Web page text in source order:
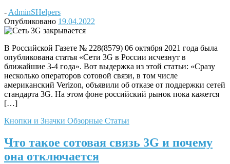
- AdminSHelpers
Опубликовано 19.04.2022
В Российской Газете № 228(8579) 06 октября 2021 года была
опубликована статья «Сети 3G в России исчезнут в
ближайшие 3-4 года». Вот выдержка из этой статьи: «Сразу
несколько операторов сотовой связи, в том числе
американский Verizon, объявили об отказе от поддержки сетей
стандарта 3G. На этом фоне российский рынок пока кажется
[…]
Кнопки и Значки Обзорные Статьи
Что такое сотовая связь 3G и почему
она отключается